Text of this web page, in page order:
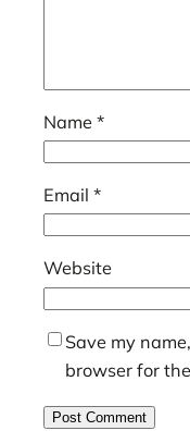
Name *
Email *
Website
Save my
browser for